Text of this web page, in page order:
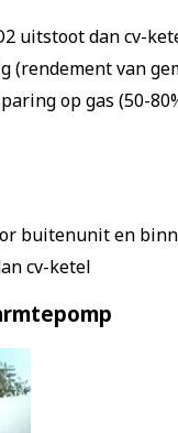
uitstoot dan cv-
(rendement van
op gas (50-
buitenunit en
cv-ketel